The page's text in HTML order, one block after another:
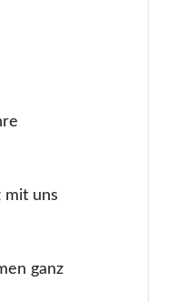
mit uns
ganz